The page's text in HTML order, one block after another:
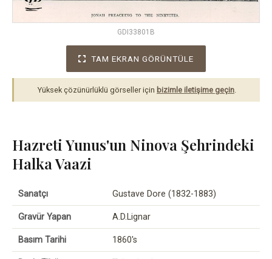
GDI33801B
TAM EKRAN GÖRÜNTÜLE
Yüksek çözünürlüklü görseller için bizimle iletişime geçin.
Hazreti Yunus'un Ninova Şehrindeki
Halka Vaazi
Sanatçı Gustave Dore (1832-1883)
Gravür Yapan A.D.Lignar
Basım Tarihi 1860's